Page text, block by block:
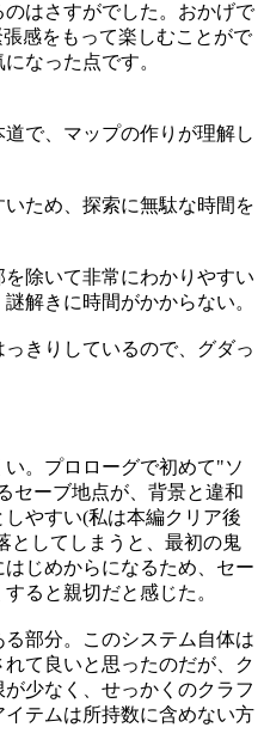
はさすがでした。おかげで
感をもって楽しむことがで
なった点です。
で、マップの作りが理解し
いため、探索に無駄な時間を
を除いて非常にわかりやすい
解きに時間がかからない。
きりしているので、グダっ
い。プロローグで初めて"ソ
セーブ地点が、背景と違和
やすい(私は本編クリア後
としてしまうと、最初の鬼
じめからになるため、セー
ると親切だと感じた。
る部分。このシステム自体は
て良いと思ったのだが、ク
少なく、せっかくのクラフ
イテムは所持数に含めない方